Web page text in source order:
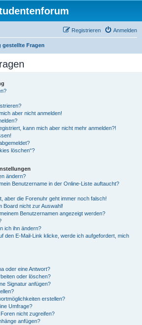
Anmelden
Registrieren
gestellte Fragen
aber nicht anmelden!
kann mich aber nicht mehr anmelden?!
löschen“?
ändern?
Benutzername in der Online-Liste auftaucht?
aber die Forenuhr geht immer noch falsch!
Board nicht zur Auswahl!
Benutzernamen angezeigt werden?
ich ihn ändern?
den E-Mail-Link klicke, werde ich aufgefordert, mich
oder eine Antwort?
oder löschen?
Signatur anfügen?
erstellen?
Umfrage?
nicht zugreifen?
anfügen?